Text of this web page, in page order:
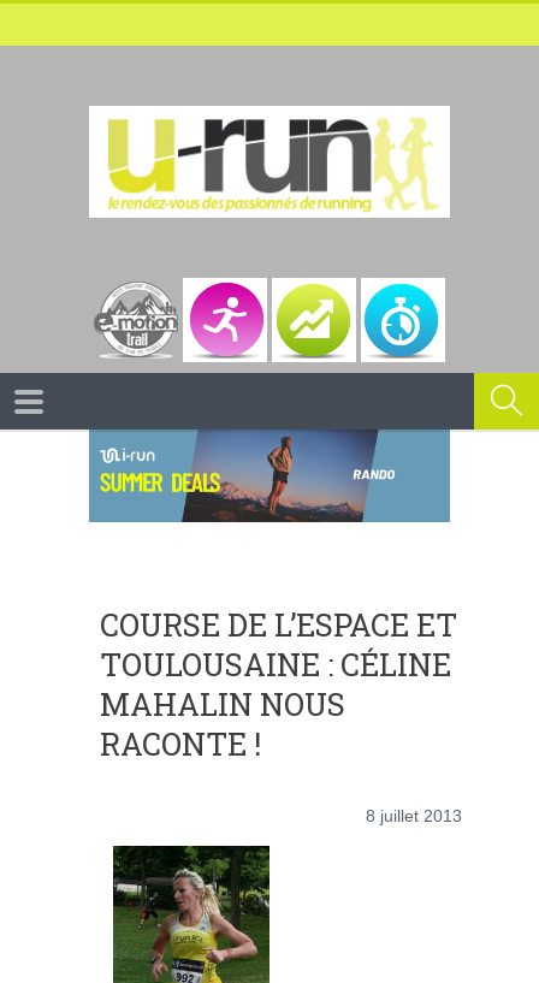
COURSE DE L’ESPACE ET
TOULOUSAINE : CÉLINE
MAHALIN NOUS
RACONTE !
8 juillet 2013